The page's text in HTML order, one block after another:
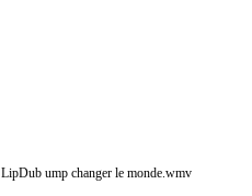
LipDub ump changer le monde.wmv